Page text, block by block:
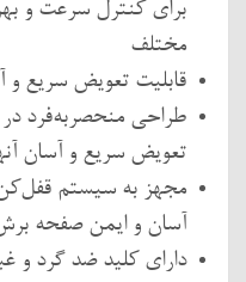
برای کنترل سرعت و
مختلف
قابلیت تعویض سریع
طراحی منحصربه‌فرد
تعویض سریع و آسان
مجهز به سیستم
آسان و ایمن صفحه
دارای کلید ضد گرد و